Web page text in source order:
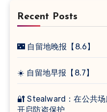
Recent Posts
🌃 自留地晚报【8.6】
☀️ 自留地早报【8.7】
🔐 Stealward：在公共
开启防盗保护